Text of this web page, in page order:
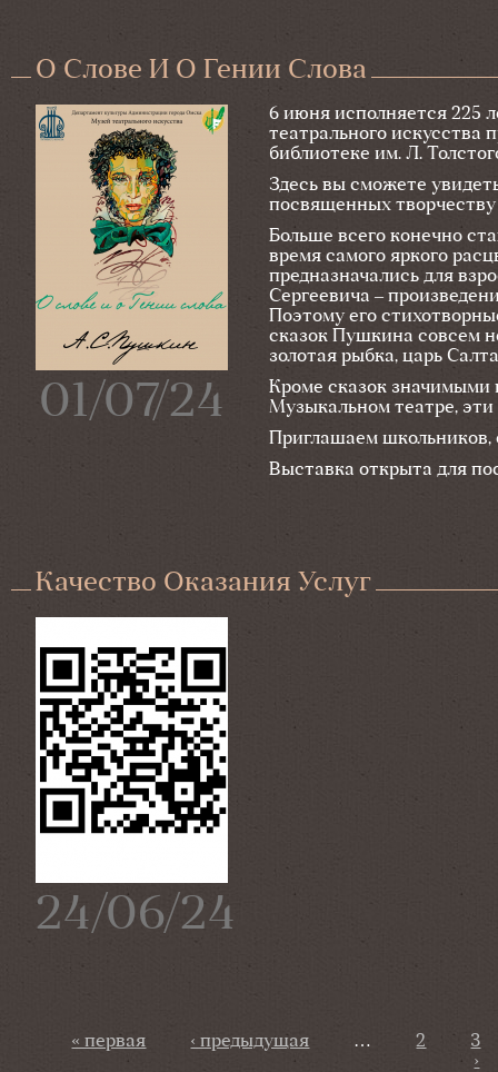
О Слове И О Гении Слова
01/07/24
6 июня исполняется 225
театрального искусства
библиотеке им. Л.
Здесь вы сможете
посвященных
Больше всего конечно
время самого яркого
предназначались для
Сергеевича –
Поэтому его
сказок Пушкина совсем
золотая рыбка, царь
Кроме сказок
Музыкальном театре, эти
Приглашаем школьников,
Выставка открыта для
Качество Оказания Услуг
24/06/24
« первая ‹ предыдущая … 2
3
›